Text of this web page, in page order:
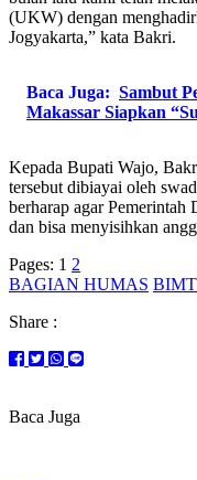
(UKW) dengan
Jogyakarta,” kata Bakri.
Baca Juga: Sambut
Makassar Siapkan
Kepada Bupati Wajo,
tersebut dibiayai oleh
berharap agar Pemerintah
dan bisa menyisihkan
Pages: 1 2
BAGIAN HUMAS
Share :
Baca Juga